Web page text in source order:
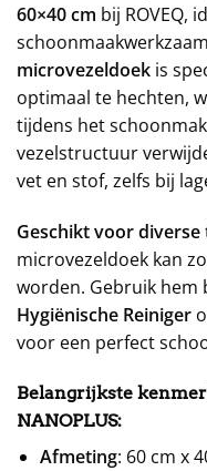
60×40 cm bij ROVEQ,
microvezeldoek is
optimaal te hechten,
tijdens het
vezelstructuur
vet en stof, zelfs bij
Geschikt voor diverse
microvezeldoek kan
worden. Gebruik
Hygiënische Reiniger
voor een perfect
Belangrijkste
NANOPLUS:
Afmeting: 60 cm x